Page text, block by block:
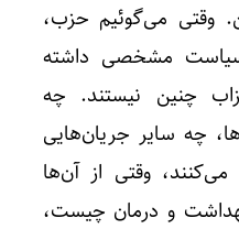
وقتی می‌گوئیم حزب،
سیاست مشخصی داشته
چنین نیستند. چه
چه سایر جریان‌هایی
وقتی از آن‌ها
و درمان چیست،